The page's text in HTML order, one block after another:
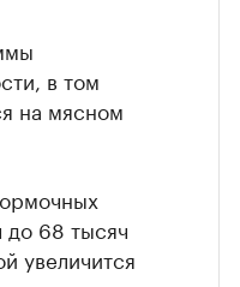
в том
на мясном
до 68 тысяч
увеличится